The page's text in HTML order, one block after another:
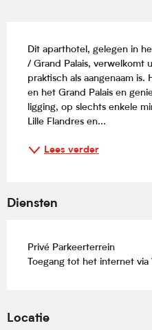
Dit aparthotel, gelegen in
/ Grand Palais, verwelkomt
praktisch als aangenaam
en het Grand Palais en
ligging, op slechts enkele
Lille Flandres en...
Lees verder
Diensten
Privé Parkeerterrein
Toegang tot het internet via
Locatie